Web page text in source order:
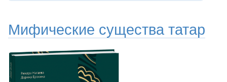
Мифические существа татар